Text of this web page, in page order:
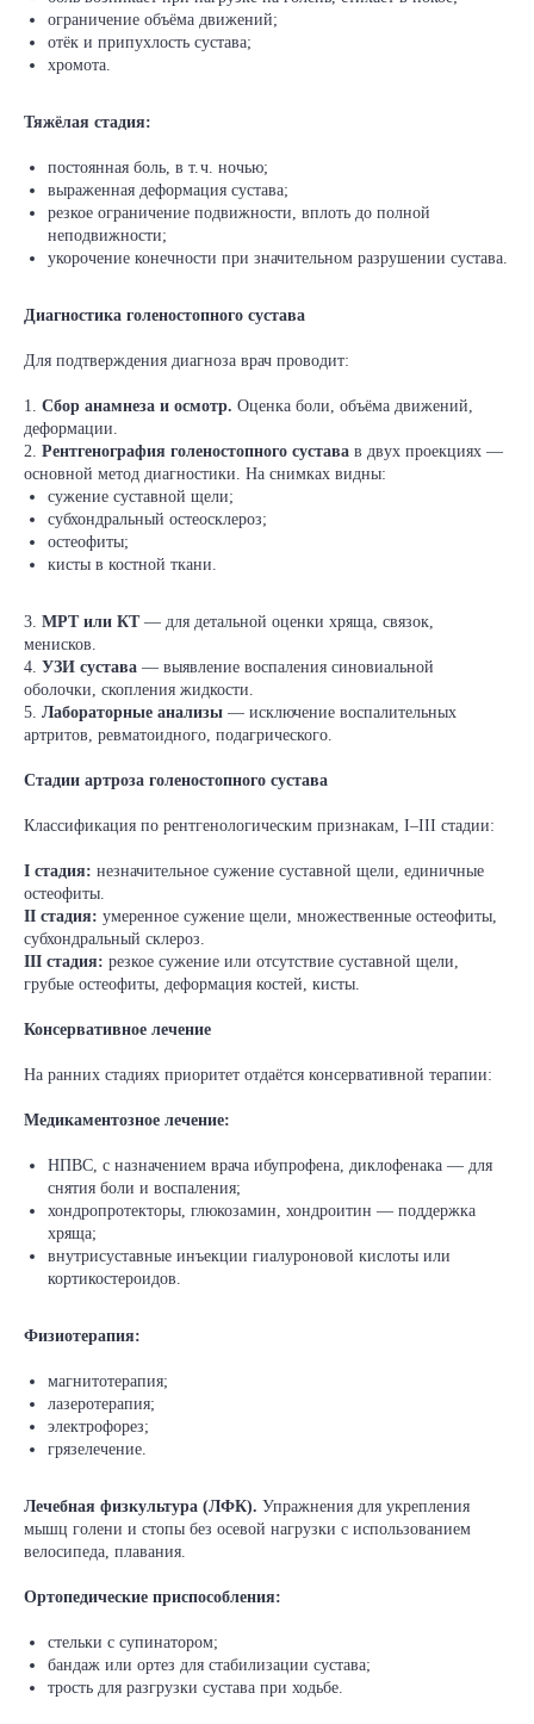
ограничение объёма движений;
отёк и припухлость сустава;
хромота.
Тяжёлая стадия:
постоянная боль, в т. ч. ночью;
выраженная деформация сустава;
резкое ограничение подвижности, вплоть до полной
неподвижности;
укорочение конечности при значительном разрушении сустава.
Диагностика голеностопного сустава
Для подтверждения диагноза врач проводит:
1. Сбор анамнеза и осмотр. Оценка боли, объёма движений,
деформации.
2. Рентгенография голеностопного сустава в двух проекциях —
основной метод диагностики. На снимках видны:
сужение суставной щели;
субхондральный остеосклероз;
остеофиты;
кисты в костной ткани.
3. МРТ или КТ— для детальной оценки хряща, связок,
менисков.
4. УЗИ сустава — выявление воспаления синовиальной
оболочки, скопления жидкости.
5. Лабораторные анализы — исключение воспалительных
артритов, ревматоидного, подагрического.
Стадии артроза голеностопного сустава
Классификация по рентгенологическим признакам, I–III стадии:
I стадия: незначительное сужение суставной щели, единичные
остеофиты.
II стадия: умеренное сужение щели, множественные остеофиты,
субхондральный склероз.
III стадия: резкое сужение или отсутствие суставной щели,
грубые остеофиты, деформация костей, кисты.
Консервативное лечение
На ранних стадиях приоритет отдаётся консервативной терапии:
Медикаментозное лечение:
НПВС, с назначением врача ибупрофена, диклофенака — для
снятия боли и воспаления;
хондропротекторы, глюкозамин, хондроитин — поддержка
хряща;
внутрисуставные инъекции гиалуроновой кислоты или
кортикостероидов.
Физиотерапия:
магнитотерапия;
лазеротерапия;
электрофорез;
грязелечение.
Лечебная физкультура (ЛФК). Упражнения для укрепления
мышц голени и стопы без осевой нагрузки с использованием
велосипеда, плавания.
Ортопедические приспособления:
стельки с супинатором;
бандаж или ортез для стабилизации сустава;
трость для разгрузки сустава при ходьбе.